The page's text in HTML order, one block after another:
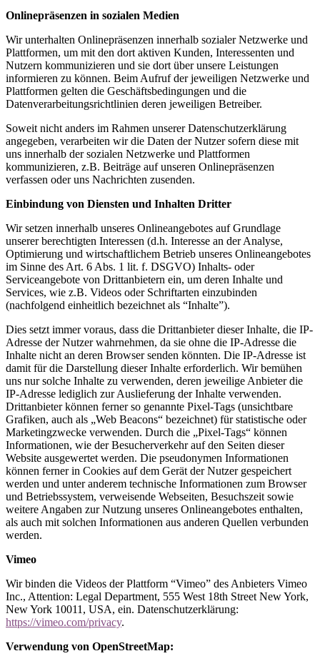
Onlinepräsenzen in sozialen Medien
Wir unterhalten Onlinepräsenzen innerhalb sozialer Netzwerke und
Plattformen, um mit den dort aktiven Kunden, Interessenten und
Nutzern kommunizieren und sie dort über unsere Leistungen
informieren zu können. Beim Aufruf der jeweiligen Netzwerke und
Plattformen gelten die Geschäftsbedingungen und die
Datenverarbeitungsrichtlinien deren jeweiligen Betreiber.
Soweit nicht anders im Rahmen unserer Datenschutzerklärung
angegeben, verarbeiten wir die Daten der Nutzer sofern diese mit
uns innerhalb der sozialen Netzwerke und Plattformen
kommunizieren, z.B. Beiträge auf unseren Onlinepräsenzen
verfassen oder uns Nachrichten zusenden.
Einbindung von Diensten und Inhalten Dritter
Wir setzen innerhalb unseres Onlineangebotes auf Grundlage
unserer berechtigten Interessen (d.h. Interesse an der Analyse,
Optimierung und wirtschaftlichem Betrieb unseres Onlineangebotes
im Sinne des Art. 6 Abs. 1 lit. f. DSGVO) Inhalts- oder
Serviceangebote von Drittanbietern ein, um deren Inhalte und
Services, wie z.B. Videos oder Schriftarten einzubinden
(nachfolgend einheitlich bezeichnet als “Inhalte”).
Dies setzt immer voraus, dass die Drittanbieter dieser Inhalte, die IP-
Adresse der Nutzer wahrnehmen, da sie ohne die IP-Adresse die
Inhalte nicht an deren Browser senden könnten. Die IP-Adresse ist
damit für die Darstellung dieser Inhalte erforderlich. Wir bemühen
uns nur solche Inhalte zu verwenden, deren jeweilige Anbieter die
IP-Adresse lediglich zur Auslieferung der Inhalte verwenden.
Drittanbieter können ferner so genannte Pixel-Tags (unsichtbare
Grafiken, auch als „Web Beacons“ bezeichnet) für statistische oder
Marketingzwecke verwenden. Durch die „Pixel-Tags“ können
Informationen, wie der Besucherverkehr auf den Seiten dieser
Website ausgewertet werden. Die pseudonymen Informationen
können ferner in Cookies auf dem Gerät der Nutzer gespeichert
werden und unter anderem technische Informationen zum Browser
und Betriebssystem, verweisende Webseiten, Besuchszeit sowie
weitere Angaben zur Nutzung unseres Onlineangebotes enthalten,
als auch mit solchen Informationen aus anderen Quellen verbunden
werden.
Vimeo
Wir binden die Videos der Plattform “Vimeo” des Anbieters Vimeo
Inc., Attention: Legal Department, 555 West 18th Street New York,
New York 10011, USA, ein. Datenschutzerklärung:
https://vimeo.com/privacy.
Verwendung von OpenStreetMap: